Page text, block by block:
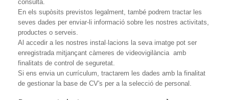
consulta.
En els supòsits previstos legalment, també podrem tractar les
seves dades per enviar-li informació sobre les nostres activitats,
productes o serveis.
Al accedir a les nostres instal·lacions la seva imatge pot ser
enregistrada mitjançant càmeres de videovigilància amb
finalitats de control de seguretat.
Si ens envia un currículum, tractarem les dades amb la finalitat
de gestionar la base de CV's per a la selecció de personal.